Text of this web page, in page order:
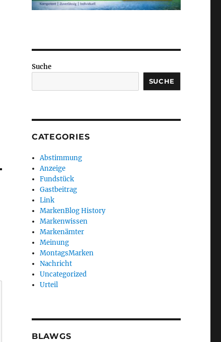
Suche
SUCHE
CATEGORIES
Abstimmung
Anzeige
Fundstück
Gastbeitrag
Link
MarkenBlog History
Markenwissen
Markenämter
Meinung
MontagsMarken
Nachricht
Uncategorized
Urteil
BLAWGS